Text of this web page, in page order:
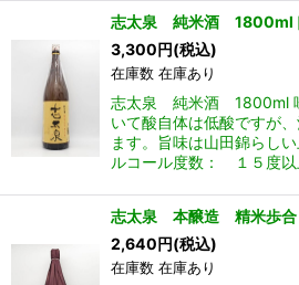
志太泉 純米酒 1800ml
3,300円(税込)
在庫数 在庫あり
志太泉 純米酒 1800ml
いて酸自体は低酸ですが
ます。旨味は山田錦らし
ルコール度数： １５度
志太泉 本醸造 精米歩合
2,640円(税込)
在庫数 在庫あり